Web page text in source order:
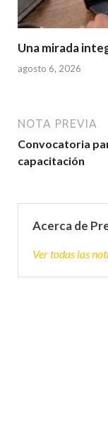
Una mirada
agosto 6, 2026
NOTA PREVIA
Convocatoria
capacitación
Acerca de
Ver todas las